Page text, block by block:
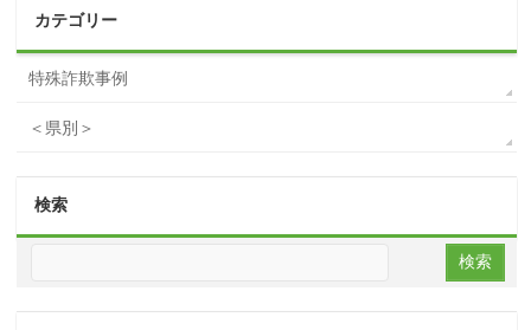
カテゴリー
特殊詐欺事例
＜県別＞
検索